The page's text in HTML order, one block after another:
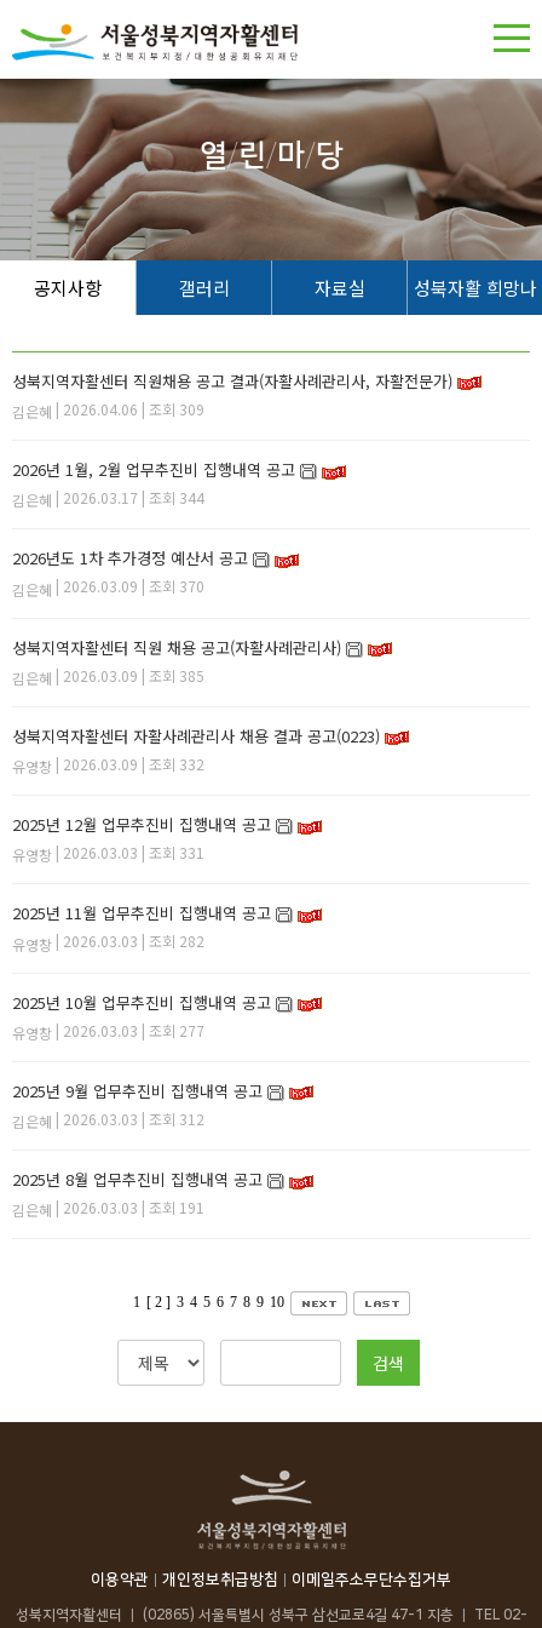
열/린/마/당
공지사항 갤러리 자료실 성북자활 희망나
성북지역자활센터 직원채용 공고 결과(자활사례관리사, 자활전문가)
김은혜 | 2026.04.06 | 조회 309
2026년 1월, 2월 업무추진비 집행내역 공고
김은혜 | 2026.03.17 | 조회 344
2026년도 1차 추가경정 예산서 공고
김은혜 | 2026.03.09 | 조회 370
성북지역자활센터 직원 채용 공고(자활사례관리사)
김은혜 | 2026.03.09 | 조회 385
성북지역자활센터 자활사례관리사 채용 결과 공고(0223)
유영창 | 2026.03.09 | 조회 332
2025년 12월 업무추진비 집행내역 공고
유영창 | 2026.03.03 | 조회 331
2025년 11월 업무추진비 집행내역 공고
유영창 | 2026.03.03 | 조회 282
2025년 10월 업무추진비 집행내역 공고
유영창 | 2026.03.03 | 조회 277
2025년 9월 업무추진비 집행내역 공고
김은혜 | 2026.03.03 | 조회 312
2025년 8월 업무추진비 집행내역 공고
김은혜 | 2026.03.03 | 조회 191
1 [ 2 ] 3 4 5 6 7 8 9 10
검색
이용약관 개인정보취급방침 이메일주소무단수집거부
성북지역자활센터 (02865) 서울특별시 성북구 삼선교로4길 47-1 지층 TEL
02-